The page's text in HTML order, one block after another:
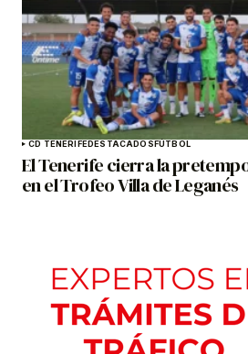
CD TENERIFEDESTACADOSFÚTBOL
El Tenerife cierra la
en el Trofeo Villa de Leganés